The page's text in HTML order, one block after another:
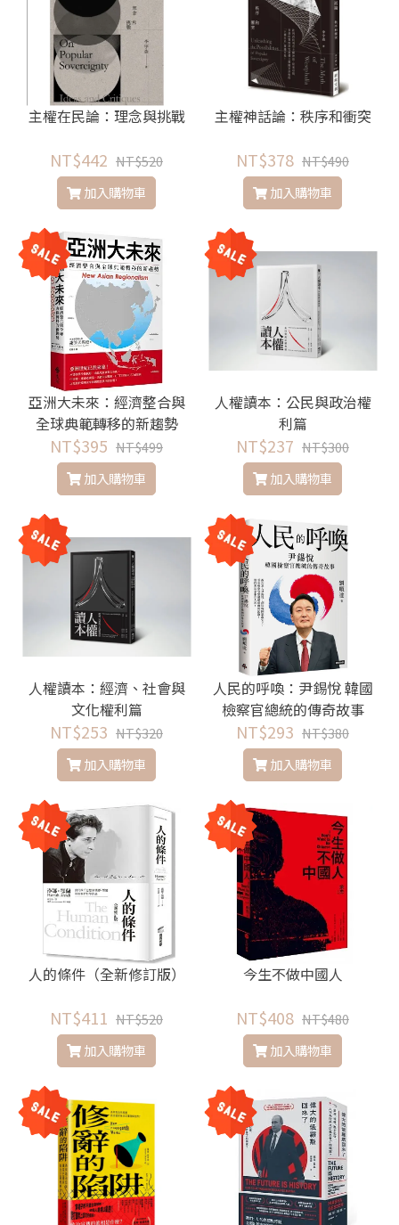
主權在民論：理念與挑戰
NT$442 NT$520
加入購物車
主權神話論：秩序和衝突
NT$378 NT$490
加入購物車
亞洲大未來：經濟整合與
全球典範轉移的新趨勢
NT$395 NT$499
加入購物車
人權讀本：公民與政治權
利篇
NT$237 NT$300
加入購物車
人權讀本：經濟、社會與
文化權利篇
NT$253 NT$320
加入購物車
人民的呼喚：尹錫悅 韓國
檢察官總統的傳奇故事
NT$293 NT$380
加入購物車
人的條件（全新修訂版）
NT$411 NT$520
加入購物車
今生不做中國人
NT$408 NT$480
加入購物車